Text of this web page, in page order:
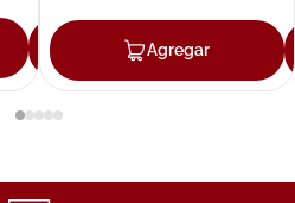
Agregar
Agregar